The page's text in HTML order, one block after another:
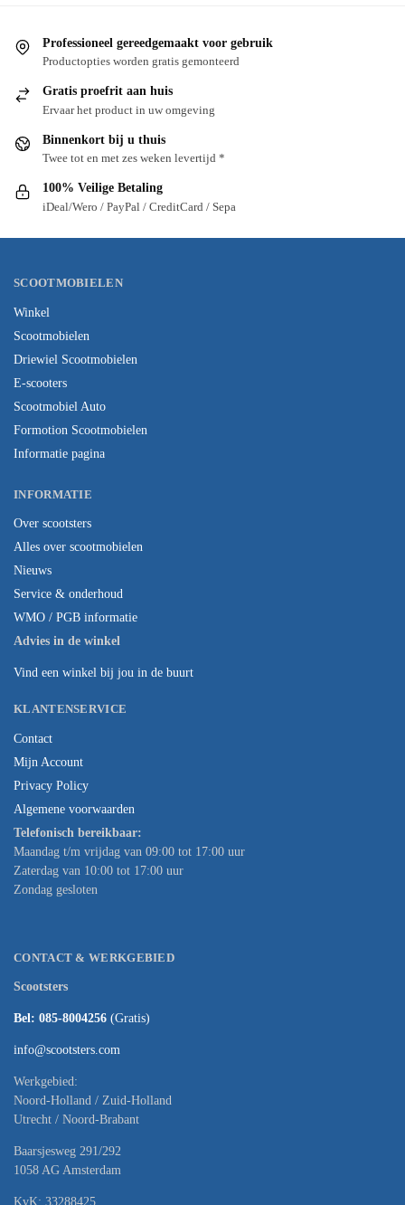
Professioneel gereedgemaakt voor gebruik
Productopties worden gratis gemonteerd
Gratis proefrit aan huis
Ervaar het product in uw omgeving
Binnenkort bij u thuis
Twee tot en met zes weken levertijd *
100% Veilige Betaling
iDeal/Wero / PayPal / CreditCard / Sepa
SCOOTMOBIELEN
Winkel
Scootmobielen
Driewiel Scootmobielen
E-scooters
Scootmobiel Auto
Formotion Scootmobielen
Informatie pagina
INFORMATIE
Over scootsters
Alles over scootmobielen
Nieuws
Service & onderhoud
WMO / PGB informatie
Advies in de winkel
Vind een winkel bij jou in de buurt
KLANTENSERVICE
Contact
Mijn Account
Privacy Policy
Algemene voorwaarden
Telefonisch bereikbaar:
Maandag t/m vrijdag van 09:00 tot 17:00 uur
Zaterdag van 10:00 tot 17:00 uur
Zondag gesloten
CONTACT & WERKGEBIED
Scootsters
Bel: 085-8004256 (Gratis)
info@scootsters.com
Werkgebied:
Noord-Holland / Zuid-Holland
Utrecht / Noord-Brabant
Baarsjesweg 291/292
1058 AG Amsterdam
KvK: 33288425